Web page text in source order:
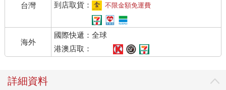
台灣
到店取貨：
不限金額免運費
海外
國際快遞：全球
港澳店取：
詳細資料